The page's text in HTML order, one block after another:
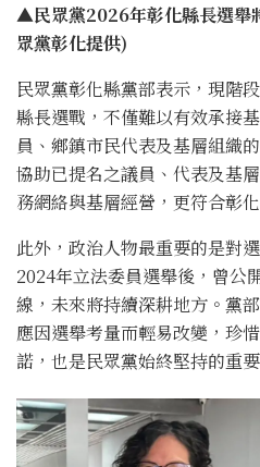
▲民眾黨2026年彰化縣長選舉
眾黨彰化提供)
民眾黨彰化縣黨部表示，現階
縣長選戰，不僅難以有效承接
員、鄉鎮市民代表及基層組織
協助已提名之議員、代表及基
務網絡與基層經營，更符合彰
此外，政治人物最重要的是對
2024年立法委員選舉後，曾公
線，未來將持續深耕地方。黨
應因選舉考量而輕易改變，珍
諾，也是民眾黨始終堅持的重